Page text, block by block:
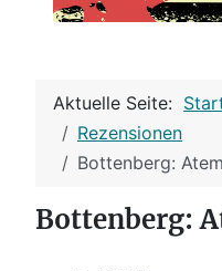
Aktuelle Seite:
Rezensionen
Bottenberg:
Bottenberg: